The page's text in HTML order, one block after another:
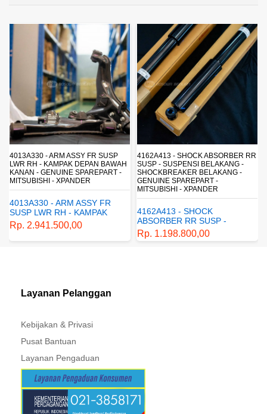
4013A330 - ARM ASSY FR SUSP
LWR RH - KAMPAK DEPAN BAWAH
KANAN - GENUINE SPAREPART -
MITSUBISHI - XPANDER
4013A330 - ARM ASSY FR
SUSP LWR RH - KAMPAK
DEPAN BAWAH KANAN -
GENUINE SPAREPART -
MITSUBISHI - XPANDER
Rp. 2.941.500,00
4162A413 - SHOCK ABSORBER RR
SUSP - SUSPENSI BELAKANG -
SHOCKBREAKER BELAKANG -
GENUINE SPAREPART -
MITSUBISHI - XPANDER
4162A413 - SHOCK
ABSORBER RR SUSP -
SUSPENSI BELAKANG -
SHOCKBREAKER BELAKANG
Rp. 1.198.800,00
Layanan Pelanggan
Kebijakan & Privasi
Pusat Bantuan
Layanan Pengaduan